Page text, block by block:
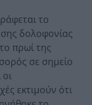
το
δολοφονίας
πρωί της
σε σημείο
εκτιμούν ότι